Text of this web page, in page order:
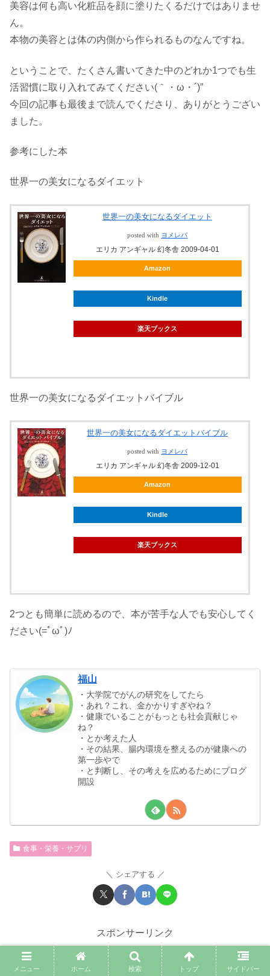
美容は何も高い化粧品を顔に塗りたくるだけではありませ
ん。
本物の美容とは体の内側から作られるものなんですね。
ということで、たくさん書いてきた中のどれか1つでも生
活習慣に取り入れてみてください(｀・ω・´)”
今回の記事も最後まで読んでくださり、ありがとうござい
ました。
参考にした本
世界一の美女になるダイエット
世界一の美女になるダイエット
posted with ヨメレバ
エリカ アンギャル 幻冬舎 2009-04-01
Amazon
Kindle
楽天ブックス
世界一の美女になるダイエットバイブル
世界一の美女になるダイエットバイブル
posted with ヨメレバ
エリカ アンギャル 幻冬舎 2009-12-01
Amazon
Kindle
楽天ブックス
2つとも簡単に読めるので、本が苦手な人でも安心してく
ださい(=ﾟωﾟ)ﾉ
福山
・大学院でがんの研究をしてたら
・あれ？これ、金かかりすぎやね？
・健康でいることがもっとも社会貢献じゃ
ね？
・とか考えた人
・その結果、腸内環境を整えるのが健康への
第一歩やで
・と判断し、その考えを広めるためにブログ
開設
食事・栄養・サプリ
シェアする
スポンサーリンク
メニュー ホーム 検索 トップ サイドバー